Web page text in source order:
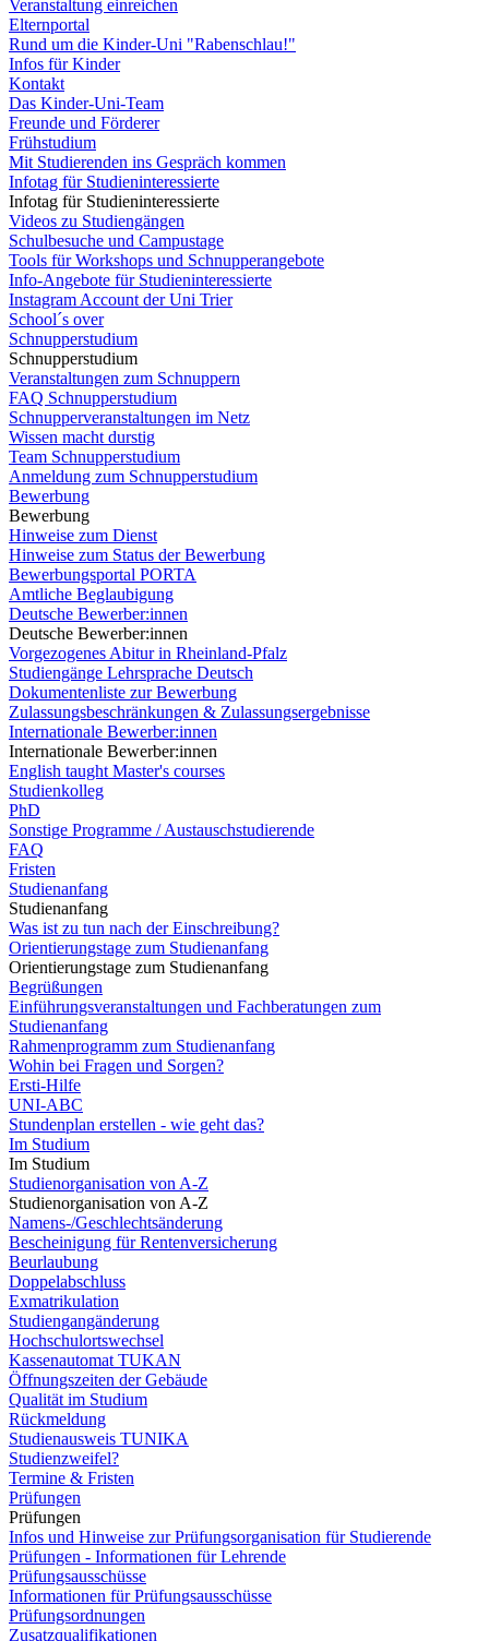
Veranstaltung einreichen
Elternportal
Rund um die Kinder-Uni "Rabenschlau!"
Infos für Kinder
Kontakt
Das Kinder-Uni-Team
Freunde und Förderer
Frühstudium
Mit Studierenden ins Gespräch kommen
Infotag für Studieninteressierte
Infotag für Studieninteressierte
Videos zu Studiengängen
Schulbesuche und Campustage
Tools für Workshops und Schnupperangebote
Info-Angebote für Studieninteressierte
Instagram Account der Uni Trier
School´s over
Schnupperstudium
Schnupperstudium
Veranstaltungen zum Schnuppern
FAQ Schnupperstudium
Schnupperveranstaltungen im Netz
Wissen macht durstig
Team Schnupperstudium
Anmeldung zum Schnupperstudium
Bewerbung
Bewerbung
Hinweise zum Dienst
Hinweise zum Status der Bewerbung
Bewerbungsportal PORTA
Amtliche Beglaubigung
Deutsche Bewerber:innen
Deutsche Bewerber:innen
Vorgezogenes Abitur in Rheinland-Pfalz
Studiengänge Lehrsprache Deutsch
Dokumentenliste zur Bewerbung
Zulassungsbeschränkungen & Zulassungsergebnisse
Internationale Bewerber:innen
Internationale Bewerber:innen
English taught Master's courses
Studienkolleg
PhD
Sonstige Programme / Austauschstudierende
FAQ
Fristen
Studienanfang
Studienanfang
Was ist zu tun nach der Einschreibung?
Orientierungstage zum Studienanfang
Orientierungstage zum Studienanfang
Begrüßungen
Einführungsveranstaltungen und Fachberatungen zum
Studienanfang
Rahmenprogramm zum Studienanfang
Wohin bei Fragen und Sorgen?
Ersti-Hilfe
UNI-ABC
Stundenplan erstellen - wie geht das?
Im Studium
Im Studium
Studienorganisation von A-Z
Studienorganisation von A-Z
Namens-/Geschlechtsänderung
Bescheinigung für Rentenversicherung
Beurlaubung
Doppelabschluss
Exmatrikulation
Studiengangänderung
Hochschulortswechsel
Kassenautomat TUKAN
Öffnungszeiten der Gebäude
Qualität im Studium
Rückmeldung
Studienausweis TUNIKA
Studienzweifel?
Termine & Fristen
Prüfungen
Prüfungen
Infos und Hinweise zur Prüfungsorganisation für Studierende
Prüfungen - Informationen für Lehrende
Prüfungsausschüsse
Informationen für Prüfungsausschüsse
Prüfungsordnungen
Zusatzqualifikationen